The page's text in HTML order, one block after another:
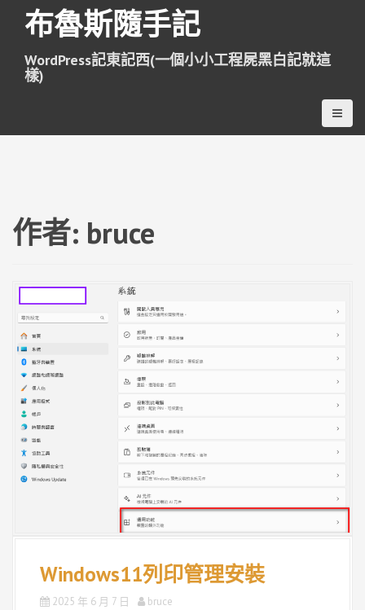
布魯斯隨手記
WordPress記東記西(一個小小工程屍黑白記就這
樣)
作者: bruce
Windows11列印管理安裝
2025 年 6 月 7 日 bruce